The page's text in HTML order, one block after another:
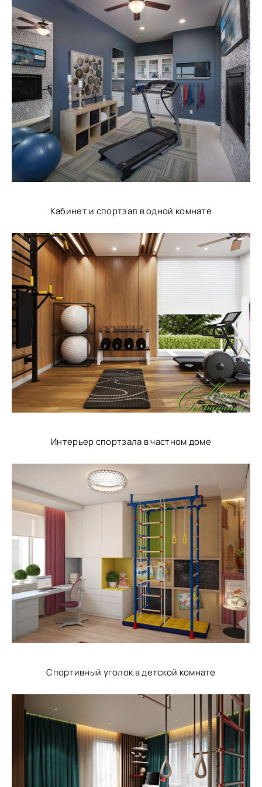
Кабинет и спортзал в одной комнате
Интерьер спортзала в частном доме
Спортивный уголок в детской комнате